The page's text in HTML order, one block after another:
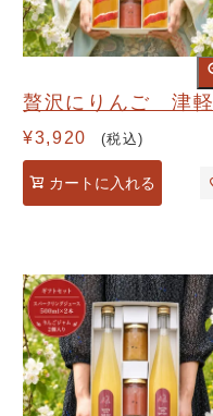
贅沢にりんご 津軽
¥3,920 税込
カートに入れる